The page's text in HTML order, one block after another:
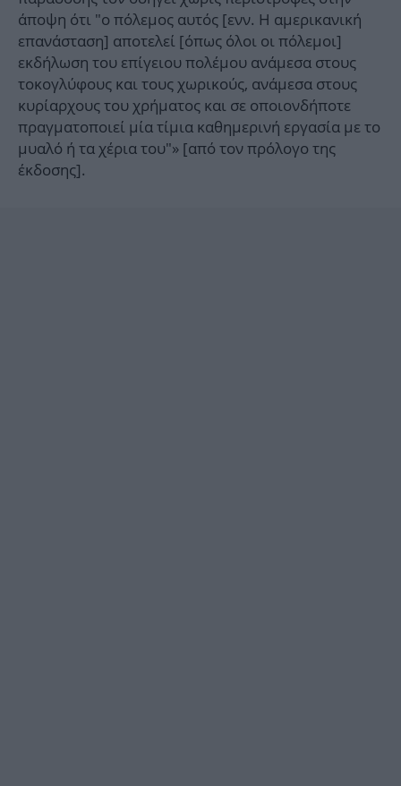
άποψη ότι "ο πόλεμος αυτός [ενν. Η αμερικανική
επανάσταση] αποτελεί [όπως όλοι οι πόλεμοι]
εκδήλωση του επίγειου πολέμου ανάμεσα στους
τοκογλύφους και τους χωρικούς, ανάμεσα στους
κυρίαρχους του χρήματος και σε οποιονδήποτε
πραγματοποιεί μία τίμια καθημερινή εργασία με το
μυαλό ή τα χέρια του"» [από τον πρόλογο της
έκδοσης].